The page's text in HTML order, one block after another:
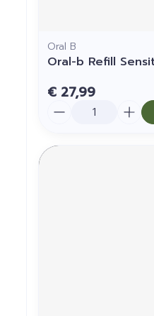
Oral B
Oral-b Refill
€ 27,99